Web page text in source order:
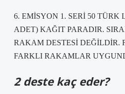
6. EMİSYON 1. SERİ 50 TÜRK
ADET) KAĞIT PARADIR.
RAKAM DESTESİ DEĞİLDİR.
FARKLI RAKAMLAR
2 deste kaç eder?